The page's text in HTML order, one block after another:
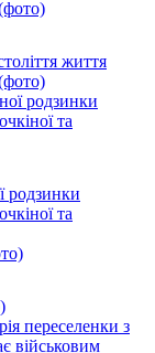
життя
родзинки
та